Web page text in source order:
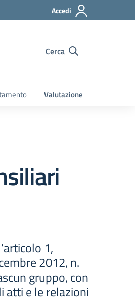
Accedi
Cerca
Valutazione
1,
2012, n.
gruppo, con
atti e le relazioni